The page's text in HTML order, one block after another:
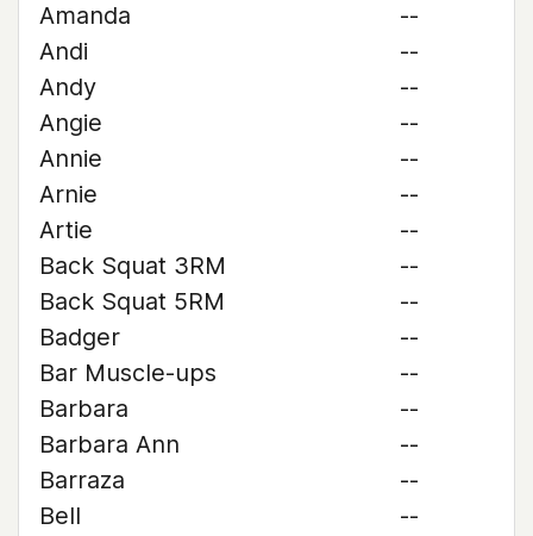
Amanda
--
Andi
--
Andy
--
Angie
--
Annie
--
Arnie
--
Artie
--
Back Squat 3RM
--
Back Squat 5RM
--
Badger
--
Bar Muscle-ups
--
Barbara
--
Barbara Ann
--
Barraza
--
Bell
--